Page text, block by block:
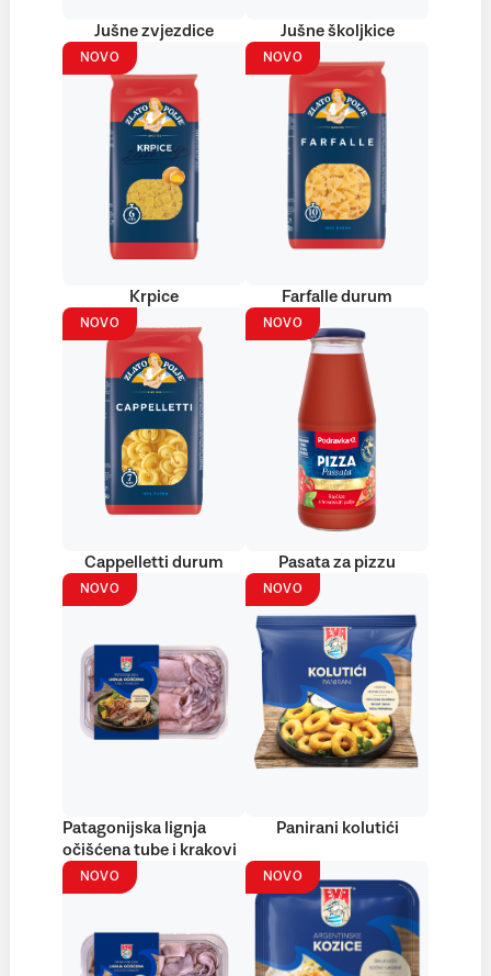
Jušne zvjezdice Jušne školjkice
NOVO
Krpice
NOVO
Farfalle durum
NOVO
Cappelletti durum
NOVO
Pasata za pizzu
NOVO
Patagonijska lignja
očišćena tube i krakovi
NOVO
Panirani kolutići
NOVO NOVO